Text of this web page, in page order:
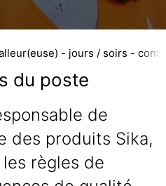
- jours / soirs -
du poste
de
des produits Sika,
règles de